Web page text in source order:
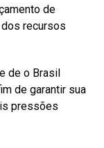
de
recursos
de o Brasil
de garantir sua
pressões